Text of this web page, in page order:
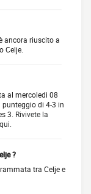
ancora riuscito a
Celje.
al mercoledì 08
di 4-3 in
3. Rivivete la
?
tra Celje e